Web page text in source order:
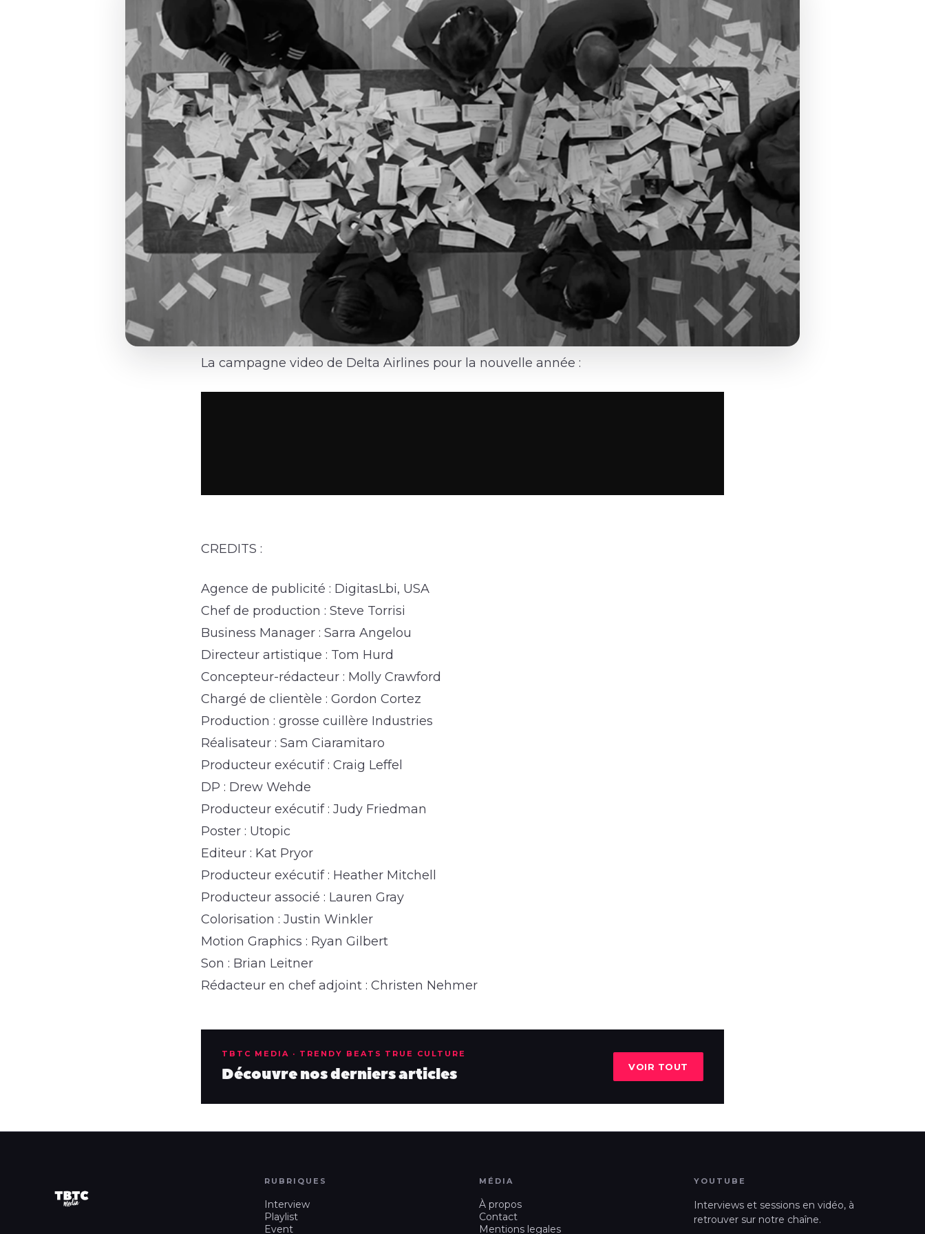
La campagne video de Delta Airlines pour la nouvelle année :
CREDITS :
Agence de publicité : DigitasLbi, USA
Chef de production : Steve Torrisi
Business Manager : Sarra Angelou
Directeur artistique : Tom Hurd
Concepteur-rédacteur : Molly Crawford
Chargé de clientèle : Gordon Cortez
Production : grosse cuillère Industries
Réalisateur : Sam Ciaramitaro
Producteur exécutif : Craig Leffel
DP : Drew Wehde
Producteur exécutif : Judy Friedman
Poster : Utopic
Editeur : Kat Pryor
Producteur exécutif : Heather Mitchell
Producteur associé : Lauren Gray
Colorisation : Justin Winkler
Motion Graphics : Ryan Gilbert
Son : Brian Leitner
Rédacteur en chef adjoint : Christen Nehmer
TBTC MEDIA · TRENDY BEATS TRUE CULTURE
Découvre nos derniers articles VOIR TOUT
RUBRIQUES
Interview
Playlist
Event
MÉDIA
À propos
Contact
Mentions legales
YOUTUBE
Interviews et sessions en vidéo, à
retrouver sur notre chaîne.